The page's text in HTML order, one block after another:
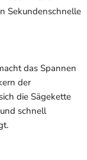
Sekundenschnelle
das Spannen
der
die Sägekette
schnell